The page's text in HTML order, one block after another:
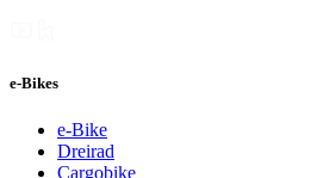
e-Bikes
e-Bike
Dreirad
Cargobike